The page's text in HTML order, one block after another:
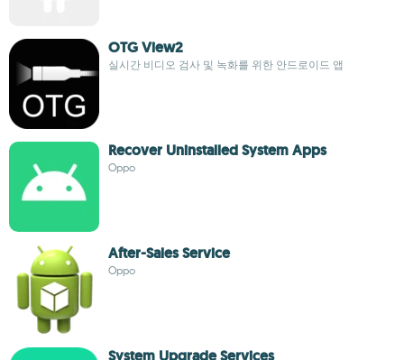
OTG View2
실시간 비디오 검사 및 녹화를 위한 안드로이드 앱
Recover Uninstalled System Apps
Oppo
After-Sales Service
Oppo
System Upgrade Services